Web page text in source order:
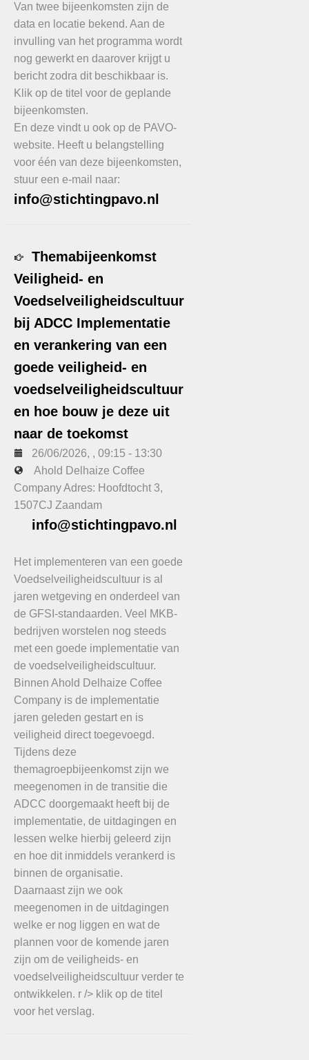
Van twee bijeenkomsten zijn de
data en locatie bekend. Aan de
invulling van het programma wordt
nog gewerkt en daarover krijgt u
bericht zodra dit beschikbaar is.
Klik op de titel voor de geplande
bijeenkomsten.
En deze vindt u ook op de PAVO-
website. Heeft u belangstelling
voor één van deze bijeenkomsten,
stuur een e-mail naar:
info@stichtingpavo.nl
Themabijeenkomst
Veiligheid- en
Voedselveiligheidscultuur
bij ADCC Implementatie
en verankering van een
goede veiligheid- en
voedselveiligheidscultuur
en hoe bouw je deze uit
naar de toekomst
26/06/2026, , 09:15 - 13:30
Ahold Delhaize Coffee
Company Adres: Hoofdtocht 3,
1507CJ Zaandam
info@stichtingpavo.nl
Het implementeren van een goede
Voedselveiligheidscultuur is al
jaren wetgeving en onderdeel van
de GFSI-standaarden. Veel MKB-
bedrijven worstelen nog steeds
met een goede implementatie van
de voedselveiligheidscultuur.
Binnen Ahold Delhaize Coffee
Company is de implementatie
jaren geleden gestart en is
veiligheid direct toegevoegd.
Tijdens deze
themagroepbijeenkomst zijn we
meegenomen in de transitie die
ADCC doorgemaakt heeft bij de
implementatie, de uitdagingen en
lessen welke hierbij geleerd zijn
en hoe dit inmiddels verankerd is
binnen de organisatie.
Daarnaast zijn we ook
meegenomen in de uitdagingen
welke er nog liggen en wat de
plannen voor de komende jaren
zijn om de veiligheids- en
voedselveiligheidscultuur verder te
ontwikkelen. r /> klik op de titel
voor het verslag.